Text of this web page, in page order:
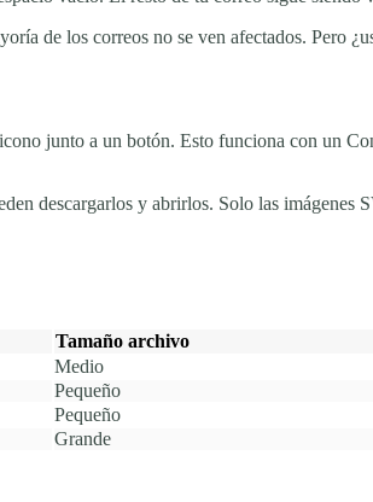
de los correos no se ven afectados. Pero
junto a un botón. Esto funciona con un
descargarlos y abrirlos. Solo las imágenes
Tamaño archivo
Medio
Pequeño
Pequeño
Grande